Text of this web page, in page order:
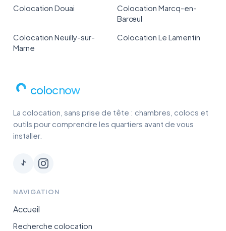
Colocation Douai
Colocation Marcq-en-
Barœul
Colocation Neuilly-sur-
Marne
Colocation Le Lamentin
colocnow
La colocation, sans prise de tête : chambres, colocs et
outils pour comprendre les quartiers avant de vous
installer.
NAVIGATION
Accueil
Recherche colocation